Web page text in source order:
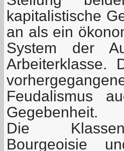
kapitalistische
an als ein
System der
Arbeiterklasse.
Feudalismus
Gegebenheit.
Die
Bourgeoisie